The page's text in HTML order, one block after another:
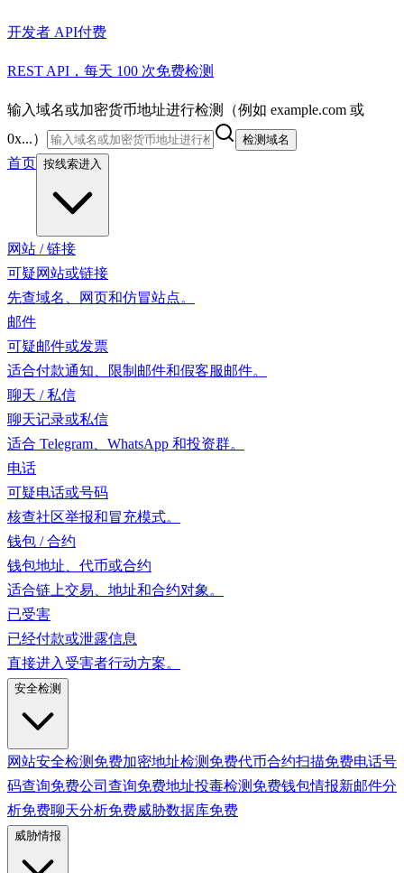
开发者 API付费
REST API，每天 100 次免费检测
输入域名或加密货币地址进行检测（例如 example.com 或
0x...）
检测域名
首页 按线索进入
网站 / 链接
可疑网站或链接
先查域名、网页和仿冒站点。
邮件
可疑邮件或发票
适合付款通知、限制邮件和假客服邮件。
聊天 / 私信
聊天记录或私信
适合 Telegram、WhatsApp 和投资群。
电话
可疑电话或号码
核查社区举报和冒充模式。
钱包 / 合约
钱包地址、代币或合约
适合链上交易、地址和合约对象。
已受害
已经付款或泄露信息
直接进入受害者行动方案。
安全检测
网站安全检测 免费加密地址检测 免费代币合约扫描免费电话号
码查询免费公司查询免费地址投毒检测 免费钱包情报新邮件分
析免费聊天分析免费威胁数据库免费
威胁情报